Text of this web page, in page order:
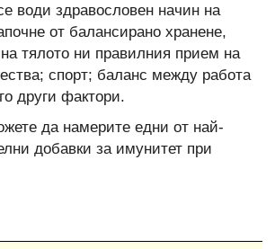
води здравословен начин на
от балансирано хранене,
на тялото ни правилния прием на
спорт; баланс между работа
други фактори.
да намерите едни от най-
добавки за имунитет при